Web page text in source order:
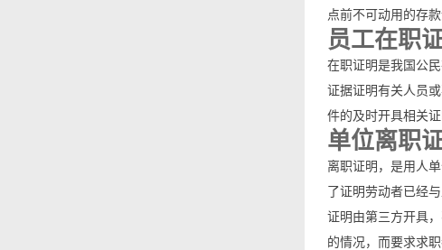
点前不可动用的存
员工在职
在职证明是我国公
证据证明有关人员
件的及时开具相关
单位离职
离职证明，是用人
了证明劳动者已经
证明由第三方开具
的情况，而要求求